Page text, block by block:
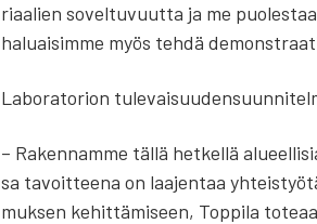
ri­aa­lien sovel­tu­vuut­ta ja me
haluai­sim­me myös teh­dä
Labo­ra­to­rion
– Raken­nam­me täl­lä het­kel­lä
sa tavoit­tee­na on laa­jen­taa
muk­sen kehit­tä­mi­seen, Top­pi­la